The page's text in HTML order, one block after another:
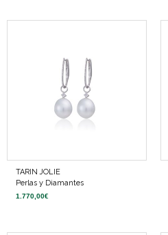
TARIN JOLIE
Perlas y Diamantes
1.770,00€